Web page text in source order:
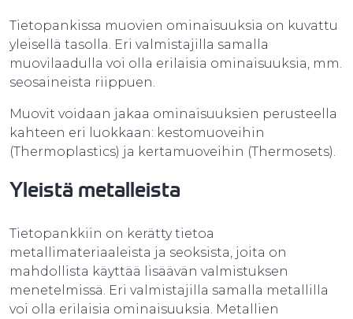
Tietopankissa muovien ominaisuuksia on kuvattu
yleisellä tasolla. Eri valmistajilla samalla
muovilaadulla voi olla erilaisia ominaisuuksia, mm.
seosaineista riippuen.
Muovit voidaan jakaa ominaisuuksien perusteella
kahteen eri luokkaan: kestomuoveihin
(Thermoplastics) ja kertamuoveihin (Thermosets).
Yleistä metalleista
Tietopankkiin on kerätty tietoa
metallimateriaaleista ja seoksista, joita on
mahdollista käyttää lisäävän valmistuksen
menetelmissä. Eri valmistajilla samalla metallilla
voi olla erilaisia ominaisuuksia. Metallien